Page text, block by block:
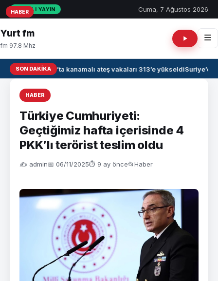
CANLI YAYIN Cuma, 7 Ağustos 2026
Yurt fm
fm 97.8 Mhz
SON DAKIKAIrak’ta kanamalı ateş vakaları 313’e yükseldiSuriye’de
HABER
Türkiye Cumhuriyeti:
Geçtiğimiz hafta içerisinde 4
PKK’lı terörist teslim oldu
✍️ admin📅 06/11/2025⏱ 9 ay önce📂Haber
HABER
HABER
HABER